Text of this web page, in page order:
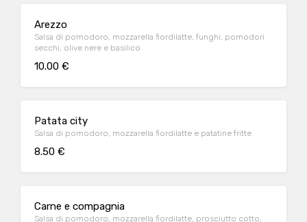
Arezzo
Salsa di pomodoro, mozzarella fiordilatte, funghi, pomodori
secchi, olive nere e basilico
10.00 €
Patata city
Salsa di pomodoro, mozzarella fiordilatte e patatine fritte
8.50 €
Carne e compagnia
Salsa di pomodoro, mozzarella fiordilatte, prosciutto cotto,